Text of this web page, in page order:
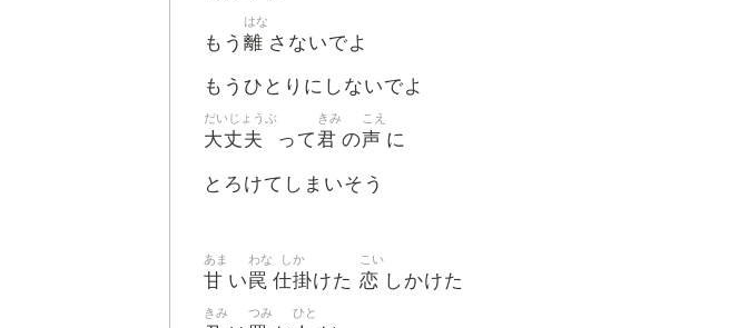
もう 離
はな
さないでよ
もうひとりにしないでよ
大丈夫
だいじょうぶ
って君
きみ
の声
こえ
に
とろけてしまいそう
甘
あま
い罠
わな
仕掛
しか
けた 恋
こい
しかけた
きみ つみ ひと